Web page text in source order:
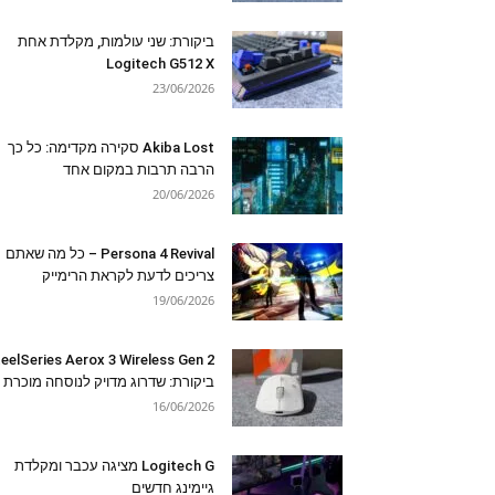
ביקורת: שני עולמות, מקלדת אחת
Logitech G512 X
23/06/2026
Akiba Lost סקירה מקדימה: כל כך
הרבה תרבות במקום אחד
20/06/2026
Persona 4 Revival – כל מה שאתם
צריכים לדעת לקראת הרימייק
19/06/2026
Aerox 3 Wireless Gen 2
ביקורת: שדרוג מדויק לנוסחה מוכרת
16/06/2026
Logitech G מציגה עכבר ומקלדת
גיימינג חדשים